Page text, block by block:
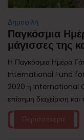
Δημοφιλή
Παγκόσμια
μάγισσες της
Η Παγκόσμια Ημέρα
International Fund
2020 η International
επίσημη διαχείριση
Περισσότερα